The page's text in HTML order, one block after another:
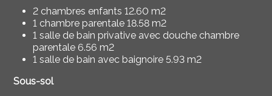
2 chambres enfants 12.60 m2
1 chambre parentale 18.58 m2
1 salle de bain privative avec douche chambre
parentale 6.56 m2
1 salle de bain avec baignoire 5.93 m2
Sous-sol